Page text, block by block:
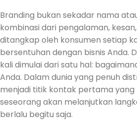
Branding bukan sekadar nama
kombinasi dari pengalaman,
ditangkap oleh konsumen setiap
bersentuhan dengan bisnis Anda.
kali dimulai dari satu hal:
Anda. Dalam dunia yang penuh
menjadi titik kontak pertama
seseorang akan melanjutkan
berlalu begitu saja.